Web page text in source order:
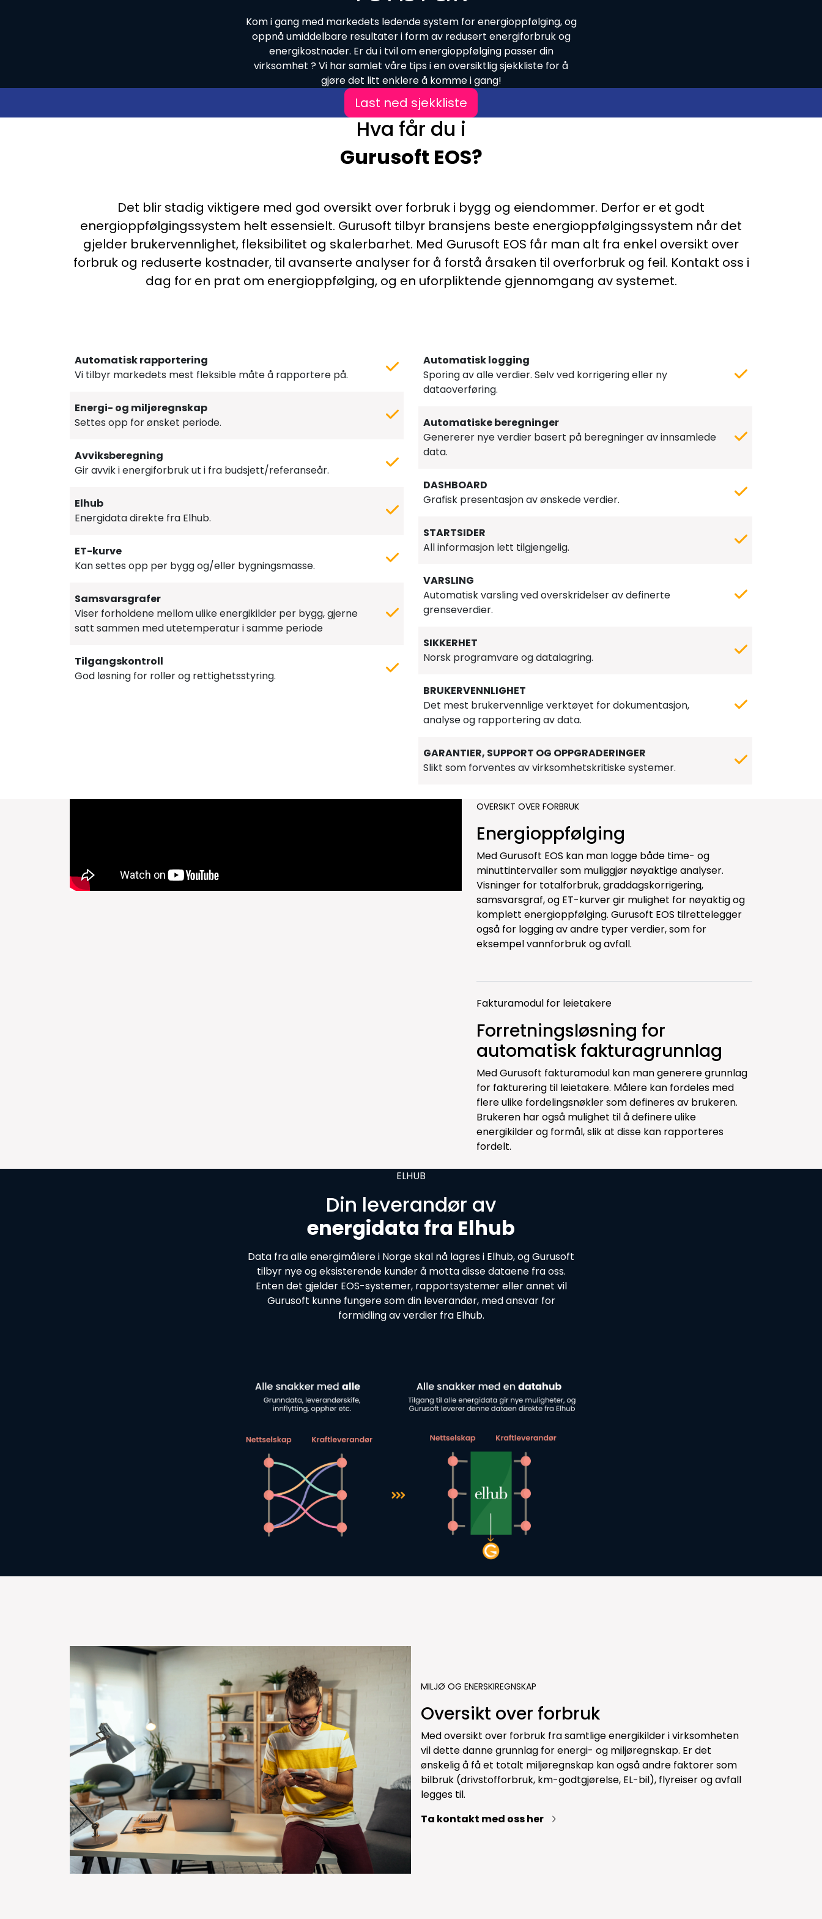
Kom i gang med markedets ledende system for energioppfølging, og
oppnå umiddelbare resultater i form av redusert energiforbruk og
energikostnader. Er du i tvil om energioppfølging passer din
virksomhet ? Vi har samlet våre tips i en oversiktlig sjekkliste for å
gjøre det litt enklere å komme i gang!
Last ned sjekkliste
Hva får du i
Gurusoft EOS?
Det blir stadig viktigere med god oversikt over forbruk i bygg og eiendommer. Derfor er et godt
energioppfølgingssystem helt essensielt. Gurusoft tilbyr bransjens beste energioppfølgingssystem når det
gjelder brukervennlighet, fleksibilitet og skalerbarhet. Med Gurusoft EOS får man alt fra enkel oversikt over
forbruk og reduserte kostnader, til avanserte analyser for å forstå årsaken til overforbruk og feil. Kontakt oss i
dag for en prat om energioppfølging, og en uforpliktende gjennomgang av systemet.
Automatisk rapportering
Vi tilbyr markedets mest fleksible måte å rapportere på.
Energi- og miljøregnskap
Settes opp for ønsket periode.
Avviksberegning
Gir avvik i energiforbruk ut i fra budsjett/referanseår.
Elhub
Energidata direkte fra Elhub.
ET-kurve
Kan settes opp per bygg og/eller bygningsmasse.
Samsvarsgrafer
Viser forholdene mellom ulike energikilder per bygg, gjerne
satt sammen med utetemperatur i samme periode
Tilgangskontroll
God løsning for roller og rettighetsstyring.
Automatisk logging
Sporing av alle verdier. Selv ved korrigering eller ny
dataoverføring.
Automatiske beregninger
Genererer nye verdier basert på beregninger av innsamlede
data.
DASHBOARD
Grafisk presentasjon av ønskede verdier.
STARTSIDER
All informasjon lett tilgjengelig.
VARSLING
Automatisk varsling ved overskridelser av definerte
grenseverdier.
SIKKERHET
Norsk programvare og datalagring.
BRUKERVENNLIGHET
Det mest brukervennlige verktøyet for dokumentasjon,
analyse og rapportering av data.
GARANTIER, SUPPORT OG OPPGRADERINGER
Slikt som forventes av virksomhetskritiske systemer.
OVERSIKT OVER FORBRUK
Energioppfølging
Med Gurusoft EOS kan man logge både time- og
minuttintervaller som muliggjør nøyaktige analyser.
Visninger for totalforbruk, graddagskorrigering,
samsvarsgraf, og ET-kurver gir mulighet for nøyaktig og
komplett energioppfølging. Gurusoft EOS tilrettelegger
også for logging av andre typer verdier, som for
eksempel vannforbruk og avfall.
Fakturamodul for leietakere
Forretningsløsning for
automatisk fakturagrunnlag
Med Gurusoft fakturamodul kan man generere grunnlag
for fakturering til leietakere. Målere kan fordeles med
flere ulike fordelingsnøkler som defineres av brukeren.
Brukeren har også mulighet til å definere ulike
energikilder og formål, slik at disse kan rapporteres
fordelt.
ELHUB
Din leverandør av
energidata fra Elhub
Data fra alle energimålere i Norge skal nå lagres i Elhub, og Gurusoft
tilbyr nye og eksisterende kunder å motta disse dataene fra oss.
Enten det gjelder EOS-systemer, rapportsystemer eller annet vil
Gurusoft kunne fungere som din leverandør, med ansvar for
formidling av verdier fra Elhub.
MILJØ OG ENERSKIREGNSKAP
Oversikt over forbruk
Med oversikt over forbruk fra samtlige energikilder i virksomheten
vil dette danne grunnlag for energi- og miljøregnskap. Er det
ønskelig å få et totalt miljøregnskap kan også andre faktorer som
bilbruk (drivstofforbruk, km-godtgjørelse, EL-bil), flyreiser og avfall
legges til.
Ta kontakt med oss her